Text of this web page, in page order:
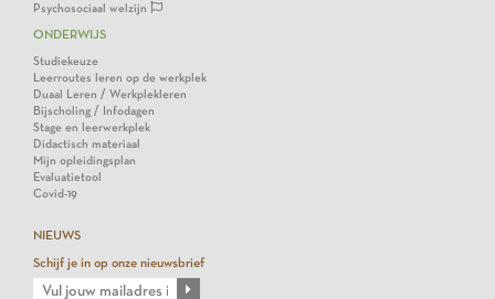
Psychosociaal welzijn
ONDERWIJS
Studiekeuze
Leerroutes leren op de werkplek
Duaal Leren / Werkplekleren
Bijscholing / Infodagen
Stage en leerwerkplek
Didactisch materiaal
Mijn opleidingsplan
Evaluatietool
Covid-19
NIEUWS
Schijf je in op onze nieuwsbrief